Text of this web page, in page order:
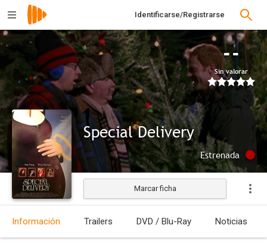
Identificarse/Registrarse
--
Sin valorar
Special Delivery
Estrenada
Marcar ficha
Información Trailers DVD / Blu-Ray Noticias